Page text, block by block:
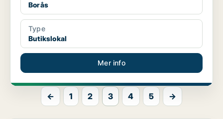
Borås
Type
Butikslokal
Mer info
← 1 2 3 4 5 →